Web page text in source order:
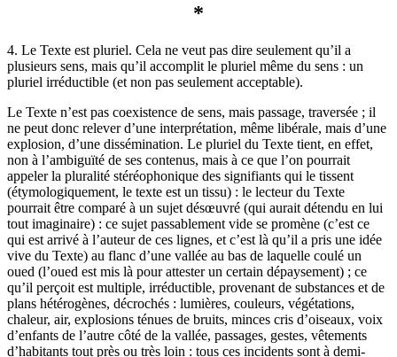
*
4. Le Texte est pluriel. Cela ne veut pas dire seulement qu’il a
plusieurs sens, mais qu’il accomplit le pluriel même du sens : un
pluriel irréductible (et non pas seulement acceptable).
Le Texte n’est pas coexistence de sens, mais passage, traversée ; il
ne peut donc relever d’une interprétation, même libérale, mais d’une
explosion, d’une dissémination. Le pluriel du Texte tient, en effet,
non à l’ambiguïté de ses contenus, mais à ce que l’on pourrait
appeler la pluralité stéréophonique des signifiants qui le tissent
(étymologiquement, le texte est un tissu) : le lecteur du Texte
pourrait être comparé à un sujet désœuvré (qui aurait détendu en lui
tout imaginaire) : ce sujet passablement vide se promène (c’est ce
qui est arrivé à l’auteur de ces lignes, et c’est là qu’il a pris une idée
vive du Texte) au flanc d’une vallée au bas de laquelle coulé un
oued (l’oued est mis là pour attester un certain dépaysement) ; ce
qu’il perçoit est multiple, irréductible, provenant de substances et de
plans hétérogènes, décrochés : lumières, couleurs, végétations,
chaleur, air, explosions ténues de bruits, minces cris d’oiseaux, voix
d’enfants de l’autre côté de la vallée, passages, gestes, vêtements
d’habitants tout près ou très loin : tous ces incidents sont à demi-